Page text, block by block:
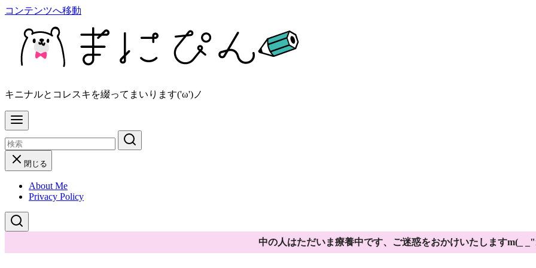
コンテンツへ移動
キニナルとコレスキを綴ってまいります('ω')ノ
閉じる
About Me
Privacy Policy
中の人はただいま療養中です、ご迷惑をおかけいたしますm(_